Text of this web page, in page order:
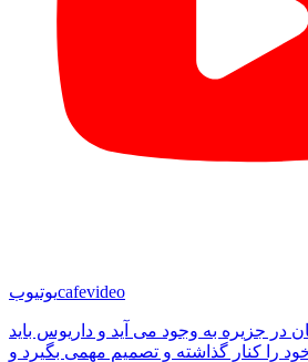
یوتیوبcafevideo
جزیره به وجود می آید و داریوس باید